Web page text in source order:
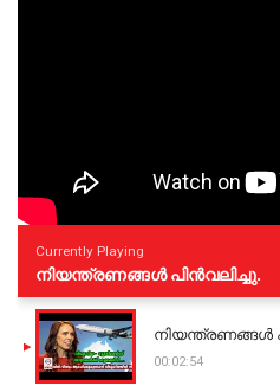
Currently Playing
നിയന്ത്രണങ്ങള്‍ പിന്‍വലിച്ചു.
നിയന്ത്രണങ്ങള്‍
00:02:54